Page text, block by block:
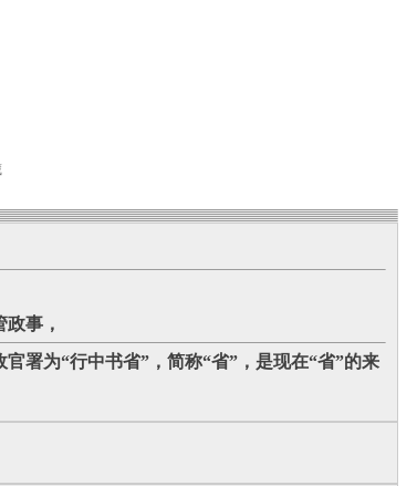
事，
署为“行中书省”，简称“省”，是现在“省”的来